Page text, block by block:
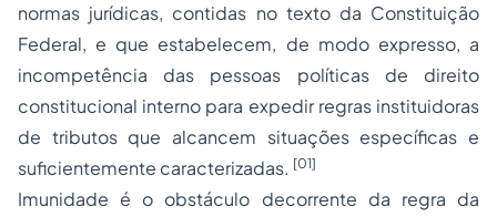
normas jurídicas, contidas no texto da Constituição
Federal, e que estabelecem, de modo expresso, a
incompetência das pessoas políticas de direito
constitucional interno para expedir regras instituidoras
de tributos que alcancem situações específicas e
suficientemente caracterizadas. [01]
Imunidade é o obstáculo decorrente da regra da